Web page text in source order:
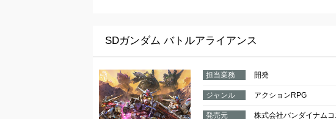
SDガンダム バトルアライアンス
担当業務 開発
ジャンル アクションRPG
発売元 株式会社バンダイナム